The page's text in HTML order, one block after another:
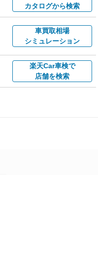
カタログから検索
車買取相場
シミュレーション
楽天Car車検で
店舗を検索